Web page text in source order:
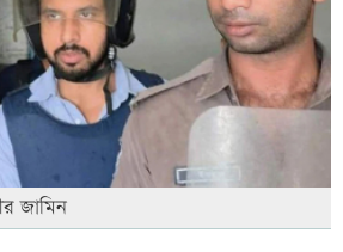
জামিন